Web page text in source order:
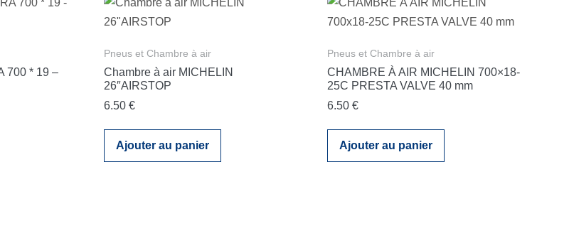
700 * 19 –
Pneus et Chambre à air
Chambre à air MICHELIN
26″AIRSTOP
6.50 €
Ajouter au panier
Pneus et Chambre à air
CHAMBRE À AIR MICHELIN 700×18-
25C PRESTA VALVE 40 mm
6.50€
Ajouter au panier